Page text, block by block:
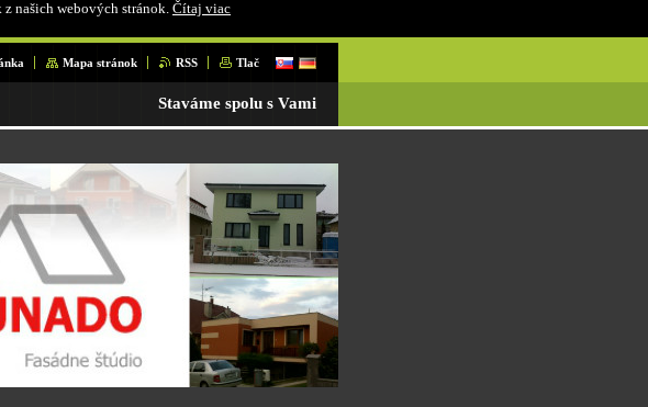
našich webových stránok. Čítaj viac
Mapa stránok RSS Tlač
Staváme spolu s Vami